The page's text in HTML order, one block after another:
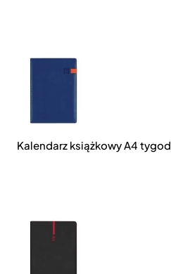
Kalendarz książkowy A4